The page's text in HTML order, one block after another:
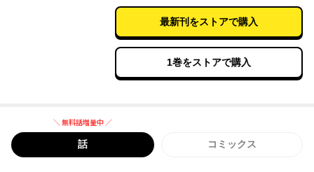
最新刊をストアで購入
1巻をストアで購入
＼ 無料話増量中 ／
無料話増量中
話 コミックス